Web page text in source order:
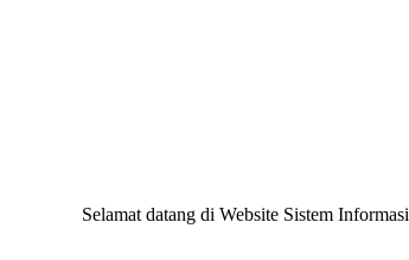
Selamat datang di Website Sistem Informasi Desa